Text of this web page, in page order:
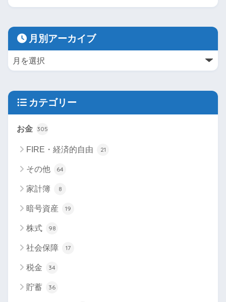
月別アーカイブ
カテゴリー
お金 305
FIRE・経済的自由 21
その他 64
家計簿 8
暗号資産 19
株式 98
社会保障 17
税金 34
貯蓄 36